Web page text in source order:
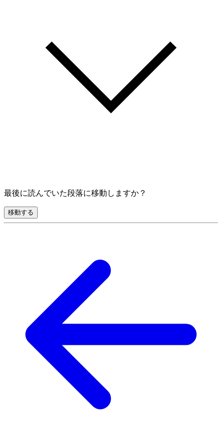
最後に読んでいた段落に移動しますか？
移動する